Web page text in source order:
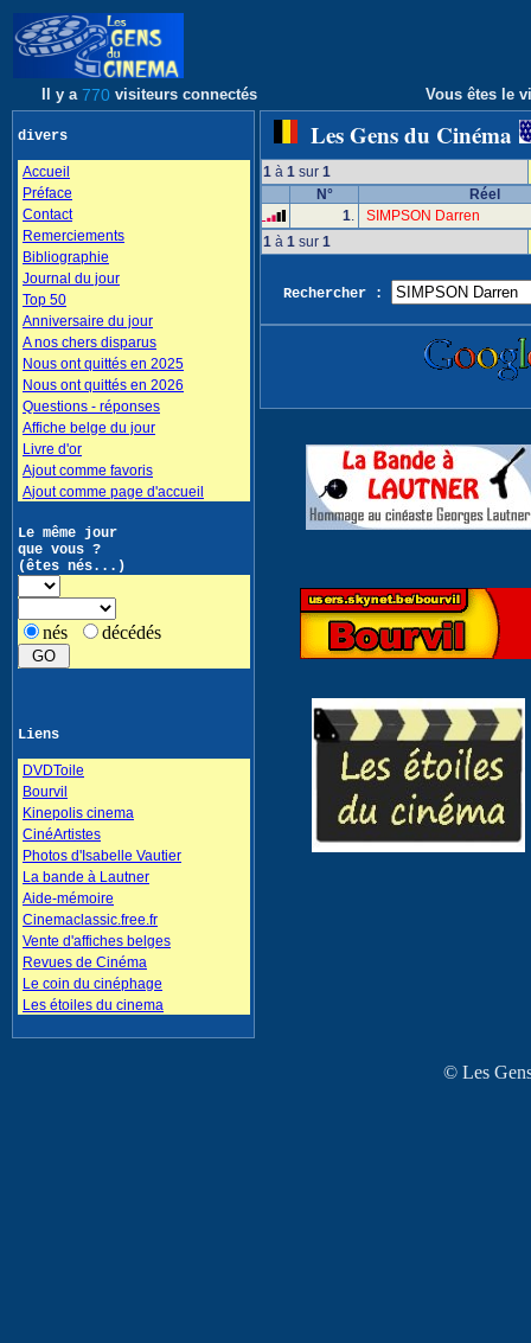
Il y a 770 visiteurs connectés Vous êtes le
divers
Accueil
Préface
Contact
Remerciements
Bibliographie
Journal du jour
Top 50
Anniversaire du jour
A nos chers disparus
Nous ont quittés en 2025
Nous ont quittés en 2026
Questions - réponses
Affiche belge du jour
Livre d'or
Ajout comme favoris
Ajout comme page d'accueil
Le même jour
que vous ?
(êtes nés...)
nés décédés
Liens
DVDToile
Bourvil
Kinepolis cinema
CinéArtistes
Photos d'Isabelle Vautier
La bande à Lautner
Aide-mémoire
Cinemaclassic.free.fr
Vente d'affiches belges
Revues de Cinéma
Le coin du cinéphage
Les étoiles du cinema
Les Gens du Cinéma
1 à 1 sur 1
N°
Réel
1.
SIMPSON Darren
1 à 1 sur 1
Rechercher :
© Les